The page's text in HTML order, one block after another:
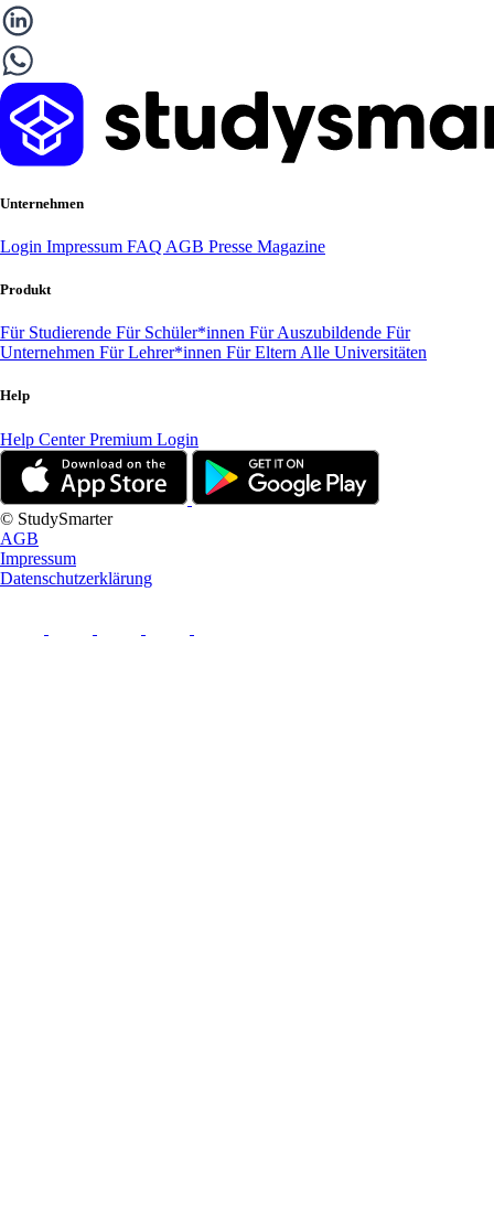
Unternehmen
Login Impressum FAQ AGB Presse Magazine
Produkt
Für Studierende Für Schüler*innen Für Auszubildende Für
Unternehmen Für Lehrer*innen Für Eltern Alle Universitäten
Help
Help CenterPremium Login
© StudySmarter
AGB
Impressum
Datenschutzerklärung